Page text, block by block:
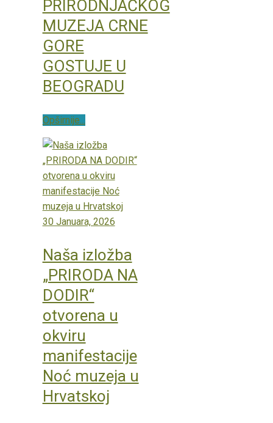
PRIRODNJAČKOG
MUZEJA CRNE
GORE
GOSTUJE U
BEOGRADU
Opširnije...
30 Januara, 2026
Naša izložba
„PRIRODA NA
DODIR“
otvorena u
okviru
manifestacije
Noć muzeja u
Hrvatskoj